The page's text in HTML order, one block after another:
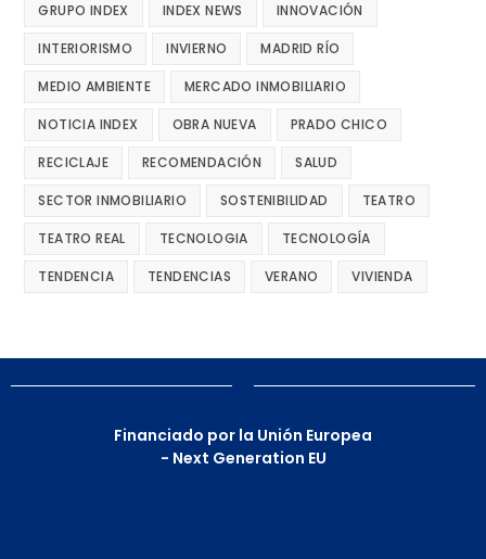
GRUPO INDEX INDEX NEWS INNOVACIÓN
INTERIORISMO INVIERNO MADRID RÍO
MEDIO AMBIENTE MERCADO INMOBILIARIO
NOTICIA INDEX OBRA NUEVA PRADO CHICO
RECICLAJE RECOMENDACIÓN SALUD
SECTOR INMOBILIARIO SOSTENIBILIDAD TEATRO
TEATRO REAL TECNOLOGIA TECNOLOGÍA
TENDENCIA TENDENCIAS VERANO VIVIENDA
Financiado por la Unión Europea
- Next Generation EU